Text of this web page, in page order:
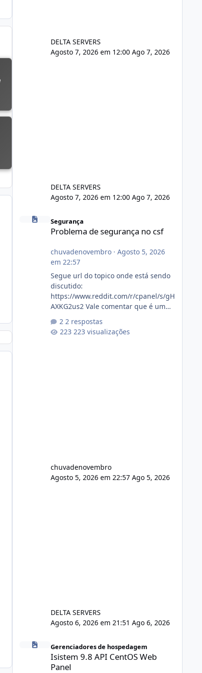
DELTA SERVERS
Agosto 7, 2026 em 12:00 Ago 7, 2026
DELTA SERVERS
Agosto 7, 2026 em 12:00 Ago 7, 2026
Problema de segurança no csf
Segurança
Problema de segurança no csf
chuvadenovembro· Agosto 5, 2026
em 22:57
Segue url do topico onde está sendo
discutido:
https://www.reddit.com/r/cpanel/s/gH
AXKG2us2 Vale comentar que é um
pegada no da.
2 respostas
223 visualizações
chuvadenovembro
Agosto 5, 2026 em 22:57 Ago 5, 2026
DELTA SERVERS
Agosto 6, 2026 em 21:51 Ago 6, 2026
Isistem 9.8 API CentOS Web Panel
Gerenciadores de hospedagem
Isistem 9.8 API CentOS Web
Panel